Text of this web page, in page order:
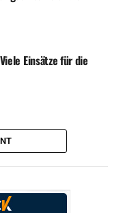
Praktikum ist
der
Einsätze für die